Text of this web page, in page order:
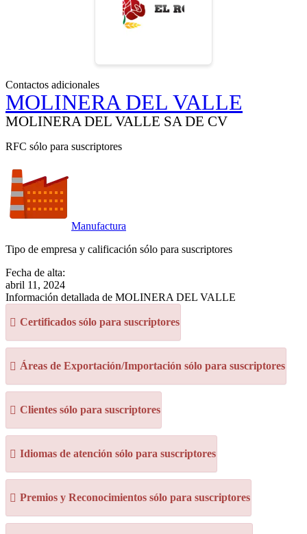
Contactos adicionales
MOLINERA DEL VALLE
MOLINERA DEL VALLE SA DE CV
RFC sólo para suscriptores
Manufactura
Tipo de empresa y calificación sólo para suscriptores
Fecha de alta:
abril 11, 2024
Información detallada de MOLINERA DEL VALLE
Certificados sólo para suscriptores
Áreas de Exportación/Importación sólo para suscriptores
Clientes sólo para suscriptores
Idiomas de atención sólo para suscriptores
Premios y Reconocimientos sólo para suscriptores